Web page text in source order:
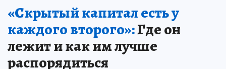
«Скрытый капитал есть у
каждого второго»:Где он
лежит и как им лучше
распорядиться